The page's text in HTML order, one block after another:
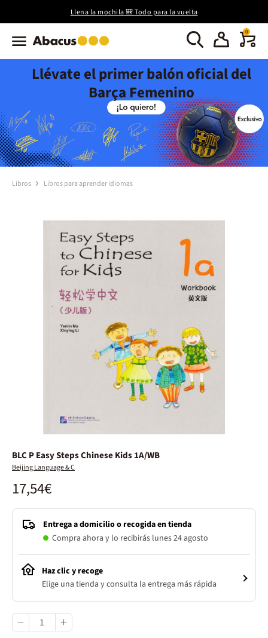
Llena la mochila 🎒 Todo para la vuelta
0
Llévate el primer balón oficial del
Barça Femenino
Libros Libros para aprender idiomas
BLC P Easy Steps Chinese Kids 1A/WB
Beijing Language & C
17,54€
Entrega a domicilio o recogida en tienda
Compra ahora y lo recibirás lunes 24 agosto
Haz clic y recoge
Elige una tienda y consulta la entrega más rápida